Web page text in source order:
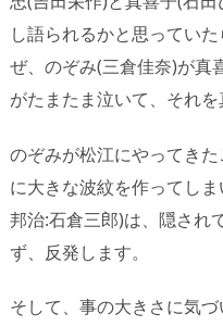
し語られるかと思ってい
ぜ、のぞみ(三倉佳奈)が真
がたまたま泣いて、それ
のぞみが松江にやってき
に大きな波紋を作ってし
邦治:石倉三郎)は、隠され
ず、反発します。
そして、事の大きさに気